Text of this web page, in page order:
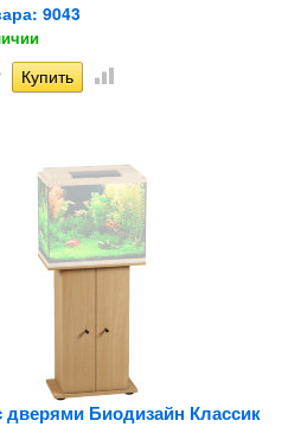
9043
дверями Биодизайн Классик